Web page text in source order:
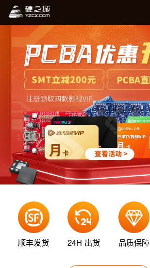
硬姐智造
在线计价（敬请期待）
我的订单（敬请期待）
企业介绍
新闻资讯
退出登录
顺丰发货 24H 出货 品质保障